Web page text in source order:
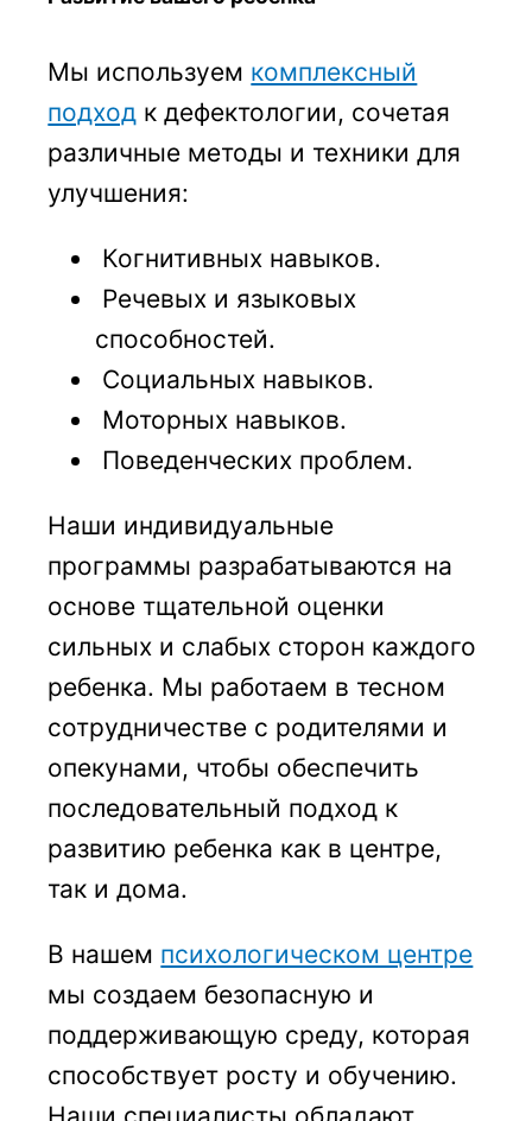
Мы используем комплексный
подход к дефектологии, сочетая
различные методы и техники для
улучшения:
Когнитивных навыков.
Речевых и языковых
способностей.
Социальных навыков.
Моторных навыков.
Поведенческих проблем.
Наши индивидуальные
программы разрабатываются на
основе тщательной оценки
сильных и слабых сторон каждого
ребенка. Мы работаем в тесном
сотрудничестве с родителями и
опекунами, чтобы обеспечить
последовательный подход к
развитию ребенка как в центре,
так и дома.
В нашем психологическом центре
мы создаем безопасную и
поддерживающую среду, которая
способствует росту и обучению.